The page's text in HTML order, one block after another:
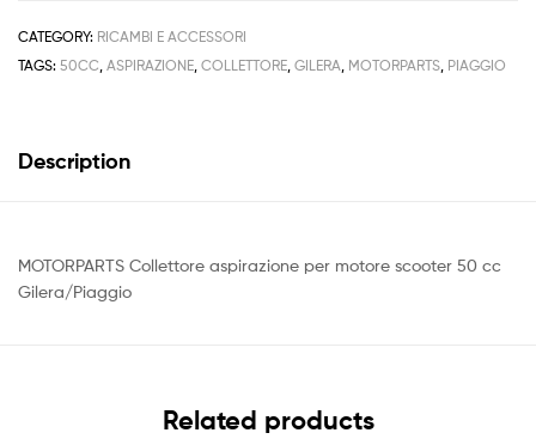
CATEGORY: RICAMBI E ACCESSORI
TAGS: 50CC, ASPIRAZIONE, COLLETTORE, GILERA, MOTORPARTS, PIAGGIO
Description
MOTORPARTS Collettore aspirazione per motore scooter 50 cc
Gilera/Piaggio
Related products